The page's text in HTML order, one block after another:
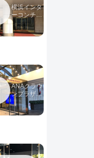
横浜インタ
ーコンチネ
ンタルホテ
ルの宿泊記
ANAクラウ
ンプラザホ
テル松山宿
泊記